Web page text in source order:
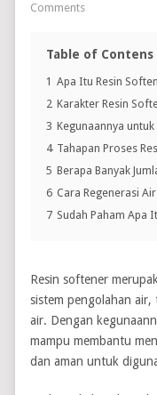
Comments
Table of Contens
1 Apa Itu Resin
2 Karakter Resin
3 Kegunaannya
4 Tahapan Proses
5 Berapa Banyak
6 Cara Regenerasi
7 Sudah Paham Apa
Resin softener
sistem pengolahan
air. Dengan
mampu membantu
dan aman untuk